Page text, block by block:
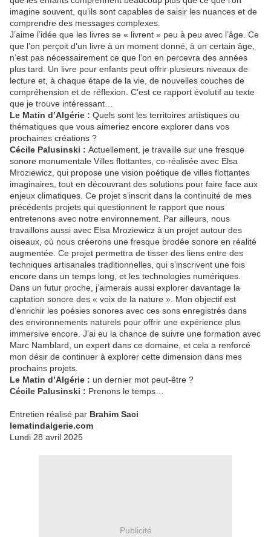
imagine souvent, qu’ils sont capables de saisir les nuances et de
comprendre des messages complexes.
J’aime l’idée que les livres se « livrent » peu à peu avec l’âge. Ce
que l’on perçoit d’un livre à un moment donné, à un certain âge,
n’est pas nécessairement ce que l’on en percevra des années
plus tard. Un livre pour enfants peut offrir plusieurs niveaux de
lecture et, à chaque étape de la vie, de nouvelles couches de
compréhension et de réflexion. C’est ce rapport évolutif au texte
que je trouve intéressant…
Le Matin d’Algérie : Quels sont les territoires artistiques ou
thématiques que vous aimeriez encore explorer dans vos
prochaines créations ?
Cécile Palusinski : Actuellement, je travaille sur une fresque
sonore monumentale Villes flottantes, co-réalisée avec Elsa
Mroziewicz, qui propose une vision poétique de villes flottantes
imaginaires, tout en découvrant des solutions pour faire face aux
enjeux climatiques. Ce projet s’inscrit dans la continuité de mes
précédents projets qui questionnent le rapport que nous
entretenons avec notre environnement. Par ailleurs, nous
travaillons aussi avec Elsa Mroziewicz à un projet autour des
oiseaux, où nous créerons une fresque brodée sonore en réalité
augmentée. Ce projet permettra de tisser des liens entre des
techniques artisanales traditionnelles, qui s’inscrivent une fois
encore dans un temps long, et les technologies numériques.
Dans un futur proche, j’aimerais aussi explorer davantage la
captation sonore des « voix de la nature ». Mon objectif est
d’enrichir les poésies sonores avec ces sons enregistrés dans
des environnements naturels pour offrir une expérience plus
immersive encore. J’ai eu la chance de suivre une formation avec
Marc Namblard, un expert dans ce domaine, et cela a renforcé
mon désir de continuer à explorer cette dimension dans mes
prochains projets.
Le Matin d’Algérie : un dernier mot peut-être ?
Cécile Palusinski : Prenons le temps…
Entretien réalisé par Brahim Saci
lematindalgerie.com
Lundi 28 avril 2025
Publicité